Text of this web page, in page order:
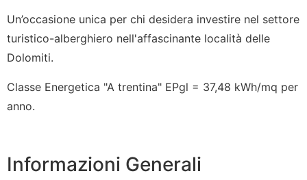
Un’occasione unica per chi desidera investire nel settore
turistico-alberghiero nell'affascinante località delle
Dolomiti.
Classe Energetica "A trentina" EPgl = 37,48 kWh/mq per
anno.
Informazioni Generali